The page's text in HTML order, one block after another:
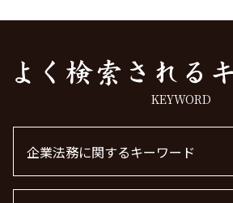
KEYWORD
企業法務に関するキーワード